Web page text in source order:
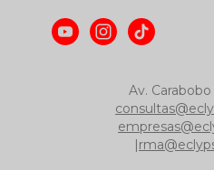
Av. Carabobo
|